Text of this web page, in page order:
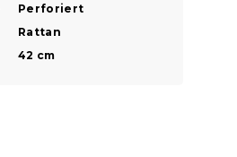
Perforiert
Rattan
42 cm